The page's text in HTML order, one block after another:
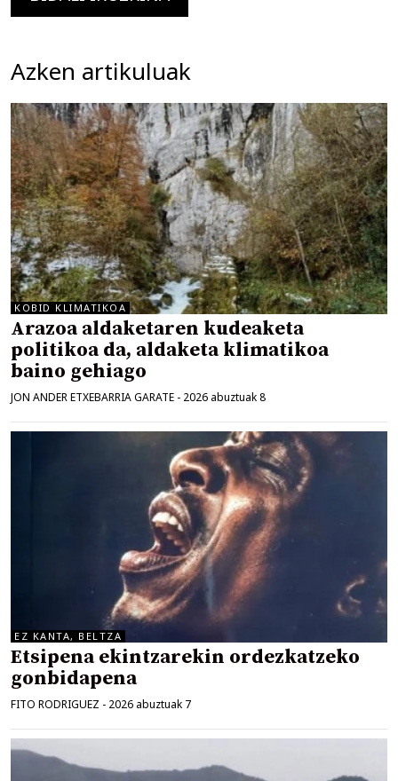
Azken artikuluak
KOBID KLIMATIKOA
Arazoa aldaketaren kudeaketa
politikoa da, aldaketa klimatikoa
baino gehiago
JON ANDER ETXEBARRIA GARATE - 2026 abuztuak 8
EZ KANTA, BELTZA
Etsipena ekintzarekin ordezkatzeko
gonbidapena
FITO RODRIGUEZ - 2026 abuztuak 7